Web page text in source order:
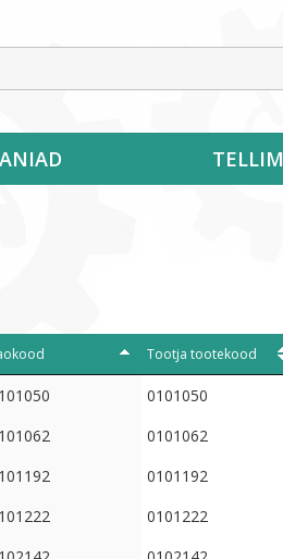
Tootja tootekood
0101050
0101062
0101192
0101222